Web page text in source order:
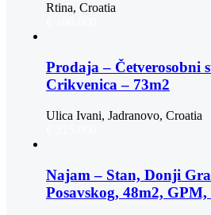
Rtina, Croatia
Prodaja – Četverosobni
Crikvenica – 73m2
Ulica Ivani, Jadranovo, Croatia
Najam – Stan, Donji
Posavskog, 48m2,